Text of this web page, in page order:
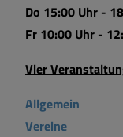
Do 15:00 Uhr -
Fr 10:00 Uhr -
Vier
Allgemein
Vereine